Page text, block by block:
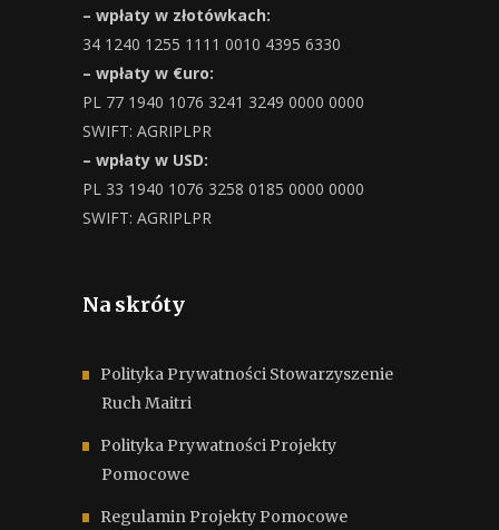
– wpłaty w złotówkach:
34 1240 1255 1111 0010 4395 6330
– wpłaty w €uro:
PL 77 1940 1076 3241 3249 0000 0000
SWIFT: AGRIPLPR
– wpłaty w USD:
PL 33 1940 1076 3258 0185 0000 0000
SWIFT: AGRIPLPR
Na skróty
Polityka Prywatności Stowarzyszenie
Ruch Maitri
Polityka Prywatności Projekty
Pomocowe
Regulamin Projekty Pomocowe